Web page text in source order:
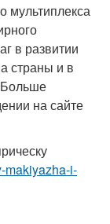
мультиплекса
в развитии
страны и в
на сайте
makiyazha-i-